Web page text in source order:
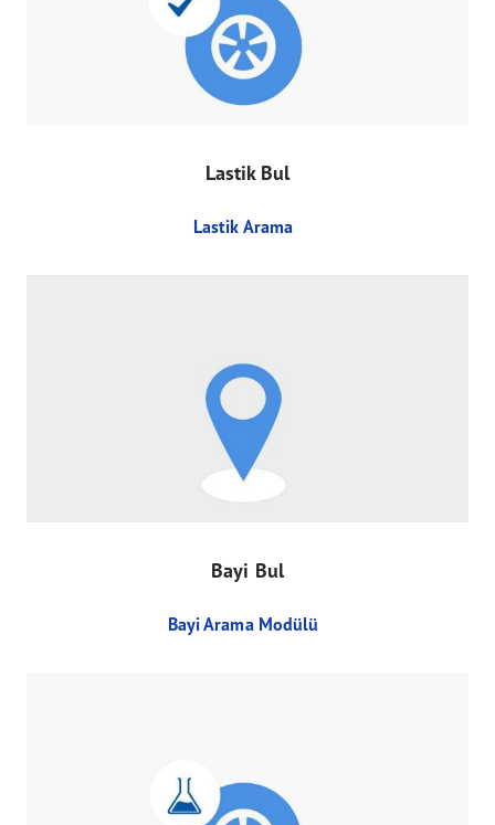
Lastik Bul
Lastik Arama
Bayi Bul
Bayi Arama Modülü